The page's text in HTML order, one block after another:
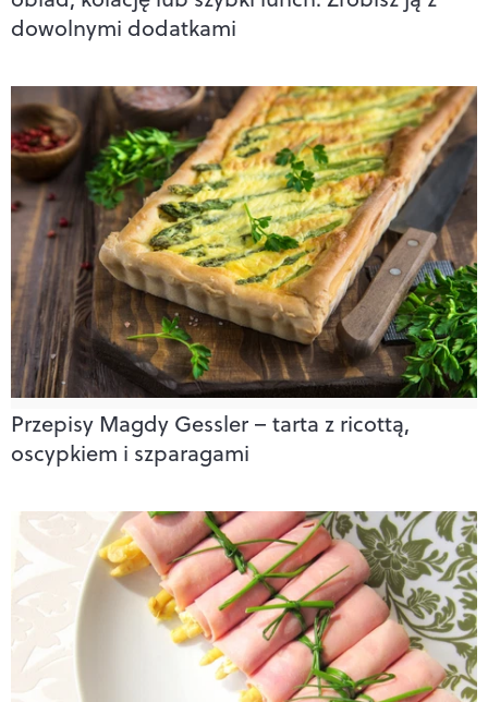
dowolnymi dodatkami
Przepisy Magdy Gessler – tarta z ricottą,
oscypkiem i szparagami